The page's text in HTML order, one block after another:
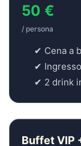
50 €
/ persona
✔ Cena a
✔
✔ 2 drink
Buffet VIP